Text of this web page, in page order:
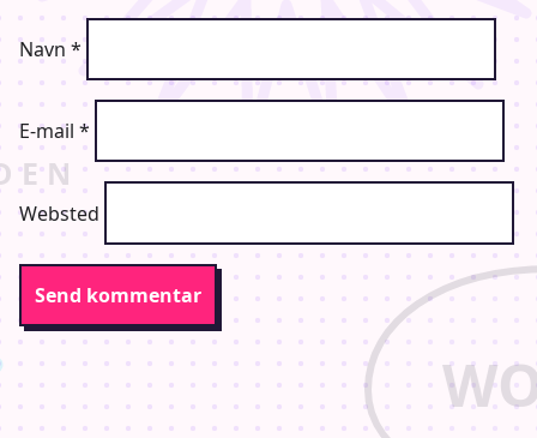
Navn *
E-mail *
Websted